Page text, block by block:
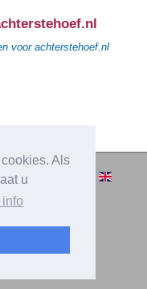
Als
u
info
voor achterstehoef.nl
|